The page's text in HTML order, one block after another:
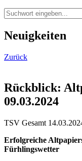
Neuigkeiten
Zurück
Rückblick:
09.03.2024
TSV Gesamt
Erfolgreiche
Fürhlingswetter